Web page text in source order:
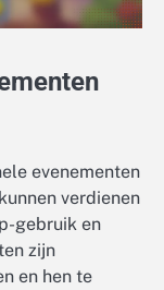
evenementen
verdienen
gebruik en
zijn
en hen te